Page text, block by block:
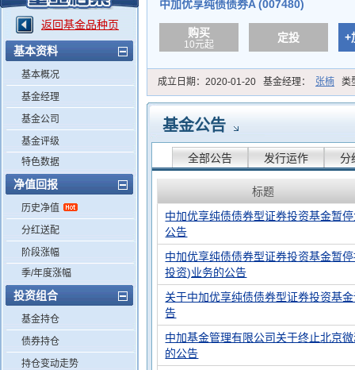
返回基金品种页
基本资料
基本概况
基金经理
基金公司
基金评级
特色数据
净值回报
历史净值
分红送配
阶段涨幅
季/年度涨幅
投资组合
基金持仓
债券持仓
持仓变动走势
中加优享纯债债券A (007480)
购买
10元起
定投 +
成立日期： 2020-01-20 基金经理： 张楠 类
基金公告
全部公告 发行运作 分
标题
中加优享纯债债券型证券投资基金暂
公告
中加优享纯债债券型证券投资基金暂
投资)业务的公告
关于中加优享纯债债券型证券投资基
告
中加基金管理有限公司关于终止北京
的公告